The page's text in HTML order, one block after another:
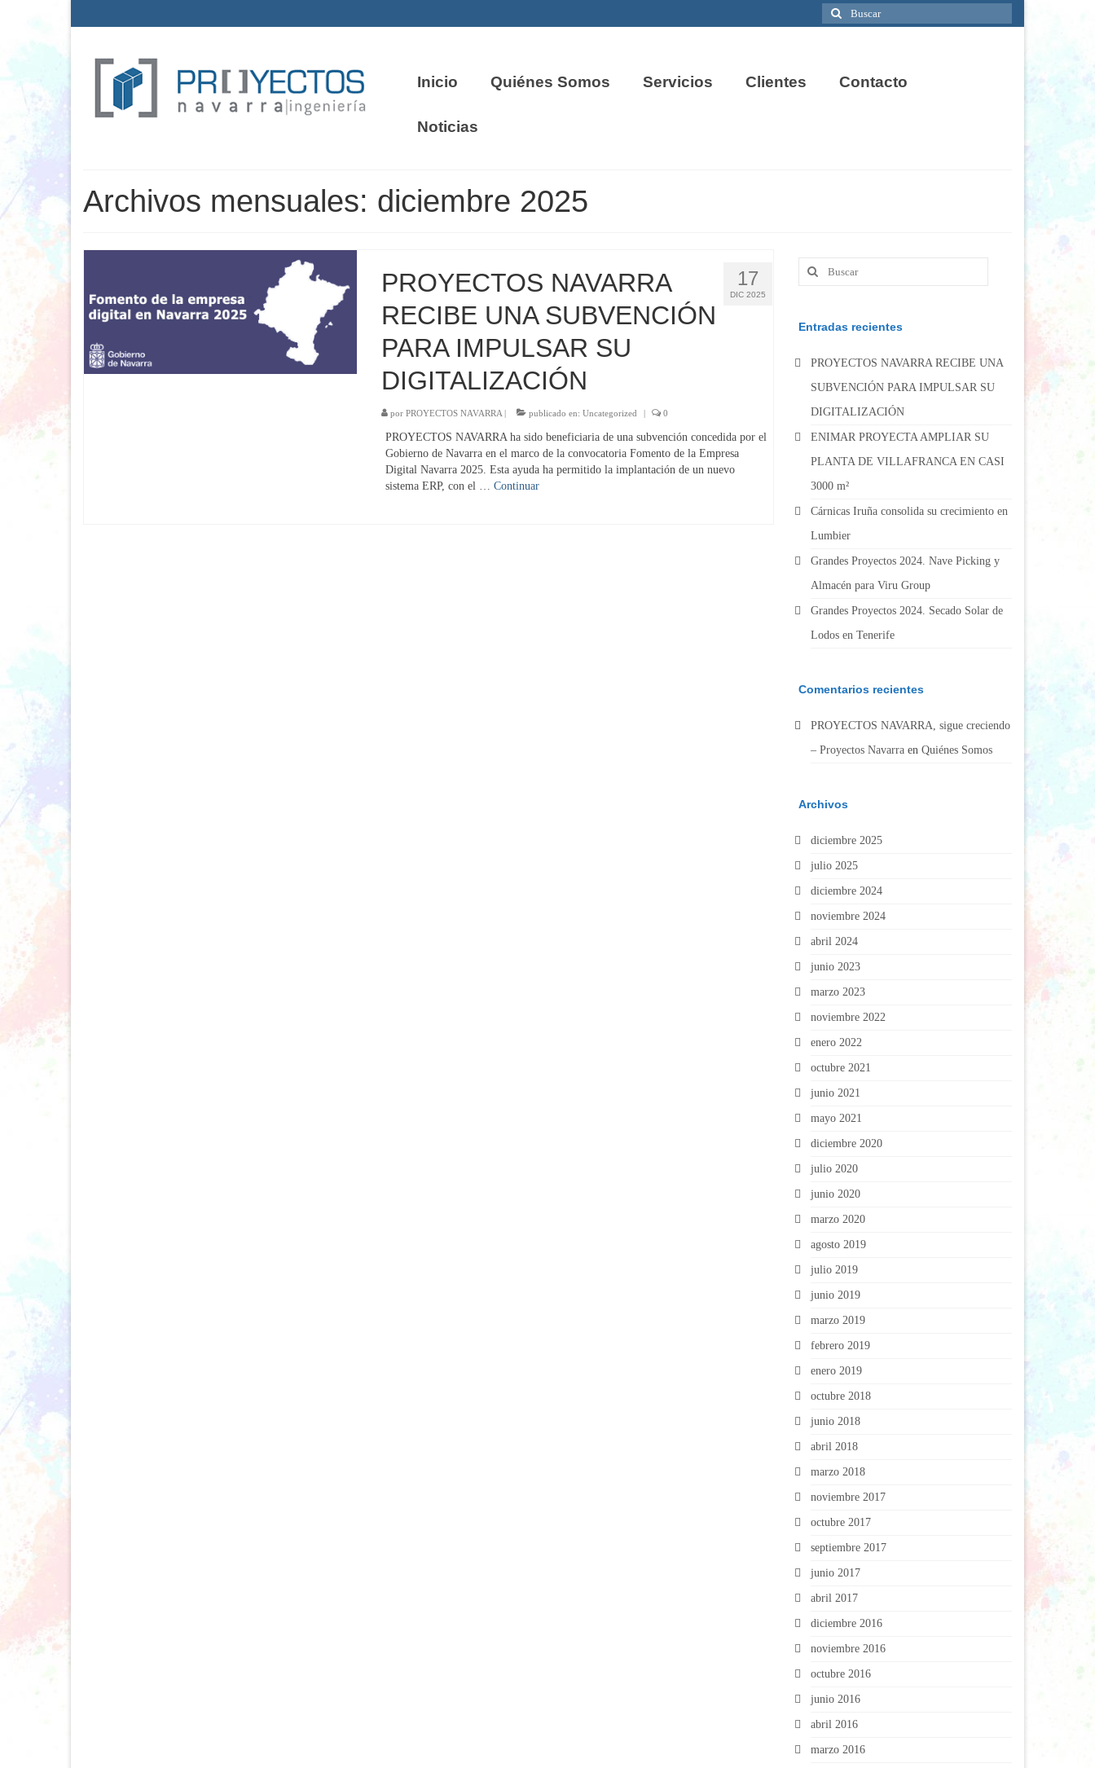
Buscar
por:
Inicio Quiénes Somos Servicios Clientes Contacto
Noticias
Archivos mensuales: diciembre 2025
17
DIC 2025
PROYECTOS NAVARRA
RECIBE UNA SUBVENCIÓN
PARA IMPULSAR SU
DIGITALIZACIÓN
por PROYECTOS NAVARRA| publicado en: Uncategorized | 0
PROYECTOS NAVARRA ha sido beneficiaria de una subvención concedida por el
Gobierno de Navarra en el marco de la convocatoria Fomento de la Empresa
Digital Navarra 2025. Esta ayuda ha permitido la implantación de un nuevo
sistema ERP, con el … Continuar
Buscar
por:
Entradas recientes
PROYECTOS NAVARRA RECIBE UNA
SUBVENCIÓN PARA IMPULSAR SU
DIGITALIZACIÓN
ENIMAR PROYECTA AMPLIAR SU
PLANTA DE VILLAFRANCA EN CASI
3000 m²
Cárnicas Iruña consolida su crecimiento en
Lumbier
Grandes Proyectos 2024. Nave Picking y
Almacén para Viru Group
Grandes Proyectos 2024. Secado Solar de
Lodos en Tenerife
Comentarios recientes
PROYECTOS NAVARRA, sigue creciendo
– Proyectos Navarraen Quiénes Somos
Archivos
diciembre 2025
julio 2025
diciembre 2024
noviembre 2024
abril 2024
junio 2023
marzo 2023
noviembre 2022
enero 2022
octubre 2021
junio 2021
mayo 2021
diciembre 2020
julio 2020
junio 2020
marzo 2020
agosto 2019
julio 2019
junio 2019
marzo 2019
febrero 2019
enero 2019
octubre 2018
junio 2018
abril 2018
marzo 2018
noviembre 2017
octubre 2017
septiembre 2017
junio 2017
abril 2017
diciembre 2016
noviembre 2016
octubre 2016
junio 2016
abril 2016
marzo 2016